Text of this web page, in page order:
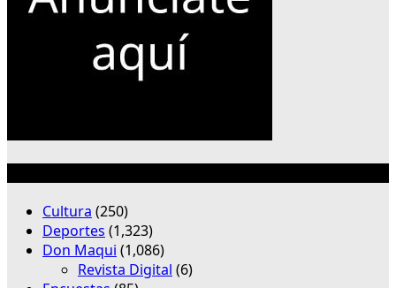
Cultura (250)
Deportes (1,323)
Don Maqui (1,086)
Revista Digital (6)